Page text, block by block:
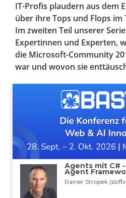
IT-Profis plaudern aus dem
über ihre Tops und Flops im
Im zweiten Teil unserer
Expertinnen und Experten,
die Microsoft-Community
war und wovon sie